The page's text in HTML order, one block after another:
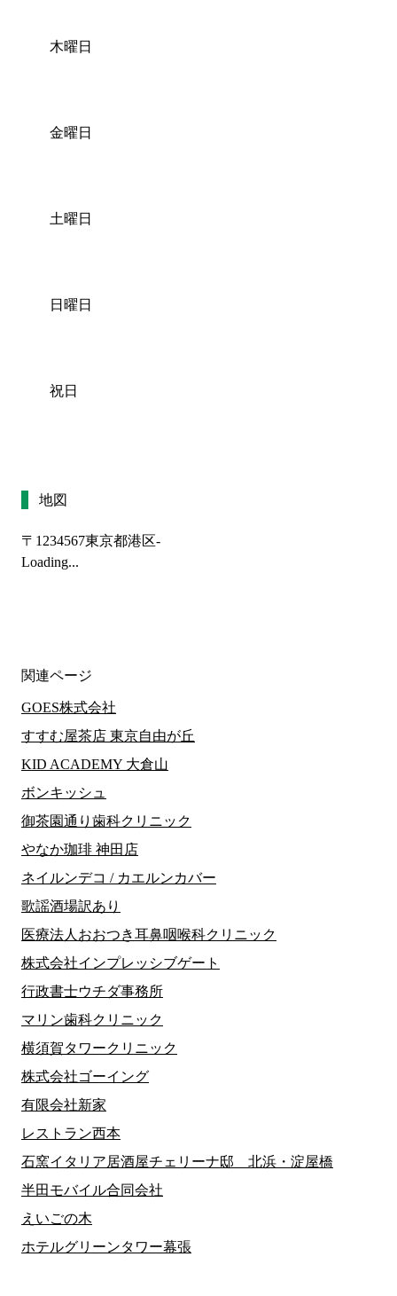
木曜日
金曜日
土曜日
日曜日
祝日
地図
〒1234567東京都港区-
Loading...
関連ページ
GOES株式会社
すすむ屋茶店 東京自由が丘
KID ACADEMY 大倉山
ボンキッシュ
御茶園通り歯科クリニック
やなか珈琲 神田店
ネイルンデコ / カエルンカバー
歌謡酒場訳あり
医療法人おおつき耳鼻咽喉科クリニック
株式会社インプレッシブゲート
行政書士ウチダ事務所
マリン歯科クリニック
横須賀タワークリニック
株式会社ゴーイング
有限会社新家
レストラン西本
石窯イタリア居酒屋チェリーナ邸 北浜・淀屋橋
半田モバイル合同会社
えいごの木
ホテルグリーンタワー幕張